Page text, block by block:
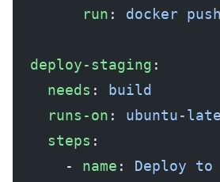
        run
: docker
  deploy-staging
:
    needs
:
build
    runs-on
: ubuntu-
    steps
:
      -
name : Deploy to